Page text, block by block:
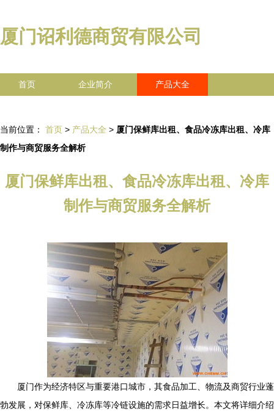
厦门诏利德商贸有限公司
首页 企业简介 产品大全
当前位置： 首页 > 产品大全 > 厦门保鲜库出租、食品冷冻库出租、冷库
制作与商贸服务全解析
厦门保鲜库出租、食品冷冻库出租、冷库
制作与商贸服务全解析
厦门作为经济特区与重要港口城市，其食品加工、物流及商贸行业蓬
勃发展，对保鲜库、冷冻库等冷链设施的需求日益增长。本文将详细介绍